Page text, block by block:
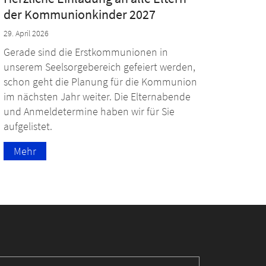
der Kommunionkinder 2027
29. April 2026
Gerade sind die Erstkommunionen in
unserem Seelsorgebereich gefeiert werden,
schon geht die Planung für die Kommunion
im nächsten Jahr weiter. Die Elternabende
und Anmeldetermine haben wir für Sie
aufgelistet.
Mehr